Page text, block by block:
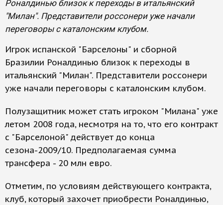
Роналдинью близок к переходы в итальянский
"Милан". Представители россонери уже начали
переговоры с каталонским клубом.
Игрок испанской "Барселоны" и сборной
Бразилии Роналдинью близок к переходы в
итальянский "Милан". Представители россонери
уже начали переговоры с каталонским клубом.
Полузащитник может стать игроком "Милана" уже
летом 2008 года, несмотря на то, что его контракт
с "Барселоной" действует до конца
сезона-2009/10. Предполагаемая сумма
трансфера - 20 млн евро.
Отметим, по условиям действующего контракта,
клуб, который захочет приобрести Роналдинью,